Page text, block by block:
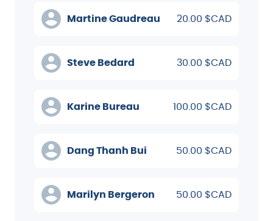
Martine Gaudreau 20.00 $CAD
Steve Bedard 30.00 $CAD
Karine Bureau 100.00 $CAD
Dang Thanh Bui 50.00 $CAD
Marilyn Bergeron 50.00 $CAD